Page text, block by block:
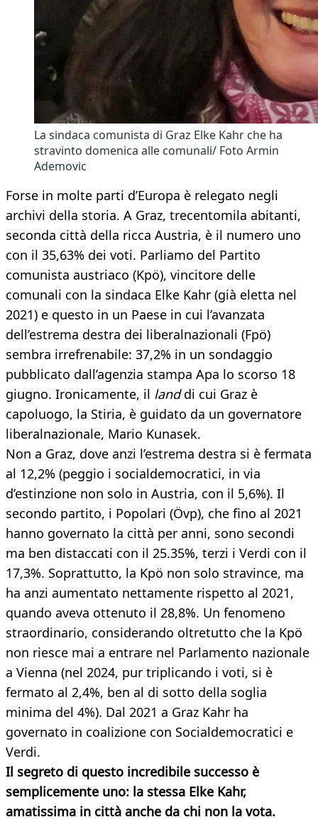
La sindaca comunista di Graz Elke Kahr che ha
stravinto domenica alle comunali/ Foto Armin
Ademovic
Forse in molte parti d’Europa è relegato negli
archivi della storia. A Graz, trecentomila abitanti,
seconda città della ricca Austria, è il numero uno
con il 35,63% dei voti. Parliamo del Partito
comunista austriaco (Kpö), vincitore delle
comunali con la sindaca Elke Kahr (già eletta nel
2021) e questo in un Paese in cui l’avanzata
dell’estrema destra dei liberalnazionali (Fpö)
sembra irrefrenabile: 37,2% in un sondaggio
pubblicato dall’agenzia stampa Apa lo scorso 18
giugno. Ironicamente, il landdi cui Graz è
capoluogo, la Stiria, è guidato da un governatore
liberalnazionale, Mario Kunasek.
Non a Graz, dove anzi l’estrema destra si è fermata
al 12,2% (peggio i socialdemocratici, in via
d’estinzione non solo in Austria, con il 5,6%). Il
secondo partito, i Popolari (Övp), che fino al 2021
hanno governato la città per anni, sono secondi
ma ben distaccati con il 25.35%, terzi i Verdi con il
17,3%. Soprattutto, la Kpö non solo stravince, ma
ha anzi aumentato nettamente rispetto al 2021,
quando aveva ottenuto il 28,8%. Un fenomeno
straordinario, considerando oltretutto che la Kpö
non riesce mai a entrare nel Parlamento nazionale
a Vienna (nel 2024, pur triplicando i voti, si è
fermato al 2,4%, ben al di sotto della soglia
minima del 4%). Dal 2021 a Graz Kahr ha
governato in coalizione con Socialdemocratici e
Verdi.
Il segreto di questo incredibile successo è
semplicemente uno: la stessa Elke Kahr,
amatissima in città anche da chi non la vota.